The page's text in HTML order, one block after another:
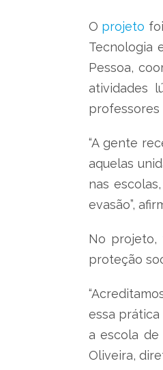
O projeto
Tecnologia
Pessoa,
atividades
professores
“A gente
aquelas
nas
evasão”,
No projeto,
proteção
essa
a escola de
Oliveira,